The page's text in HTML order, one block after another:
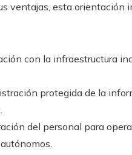
ventajas, esta orientación
con la infraestructura
protegida de la
del personal para